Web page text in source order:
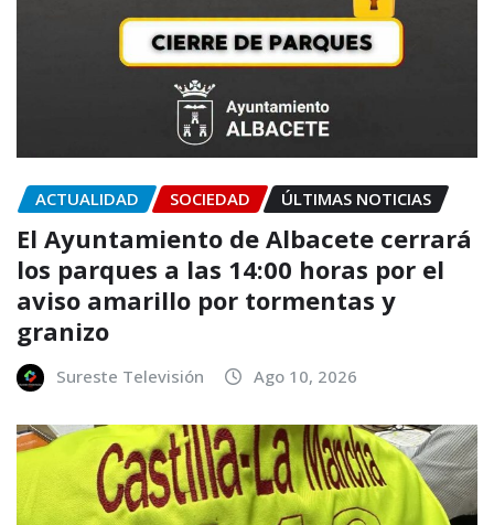
ACTUALIDAD SOCIEDAD ÚLTIMAS NOTICIAS
El Ayuntamiento de Albacete cerrará
los parques a las 14:00 horas por el
aviso amarillo por tormentas y
granizo
Sureste Televisión Ago 10, 2026